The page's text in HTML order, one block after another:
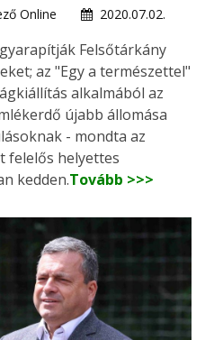
Online
2020.07.02.
Felsőtárkány
az "Egy a természettel"
alkalmából az
újabb állomása
- mondta az
felelős helyettes
kedden.Tovább >>>